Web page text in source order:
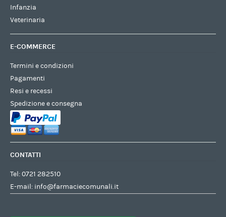
Infanzia
Veterinaria
E-COMMERCE
Termini e condizioni
Pagamenti
Resi e recessi
Spedizione e consegna
CONTATTI
Tel:0721 282510
E-mail: info@farmaciecomunali.it